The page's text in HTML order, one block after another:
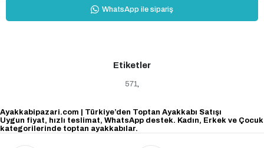
WhatsApp ile sipariş
Etiketler
571,
Ayakkabipazari.com | Türkiye’den Toptan Ayakkabı Satışı
Uygun fiyat, hızlı teslimat, WhatsApp destek. Kadın, Erkek ve Çocuk
kategorilerinde toptan ayakkabılar.